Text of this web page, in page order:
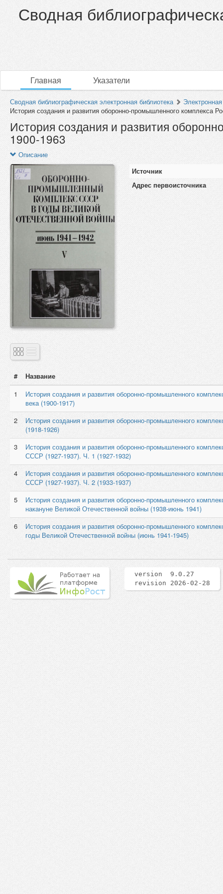
Сводная
Главная Указатели
Сводная библиографическая электронная библиотека
История создания и развития оборонно-промышленного комплекса
История создания и развития
1900-1963
Описание
Источник
Адрес первоисточника
#
Название
1
История создания и развития оборонно-промышленного
века (1900-1917)
2
История создания и развития оборонно-промышленного
(1918-1926)
3
История создания и развития оборонно-промышленного
СССР (1927-1937). Ч. 1 (1927-1932)
4
История создания и развития оборонно-промышленного
СССР (1927-1937). Ч. 2 (1933-1937)
5
История создания и развития оборонно-промышленного
накануне Великой Отечественной войны (1938-июнь 1941)
6
История создания и развития оборонно-промышленного
годы Великой Отечественной войны (июнь 1941-1945)
version 9.0.27
revision 2026-02-28